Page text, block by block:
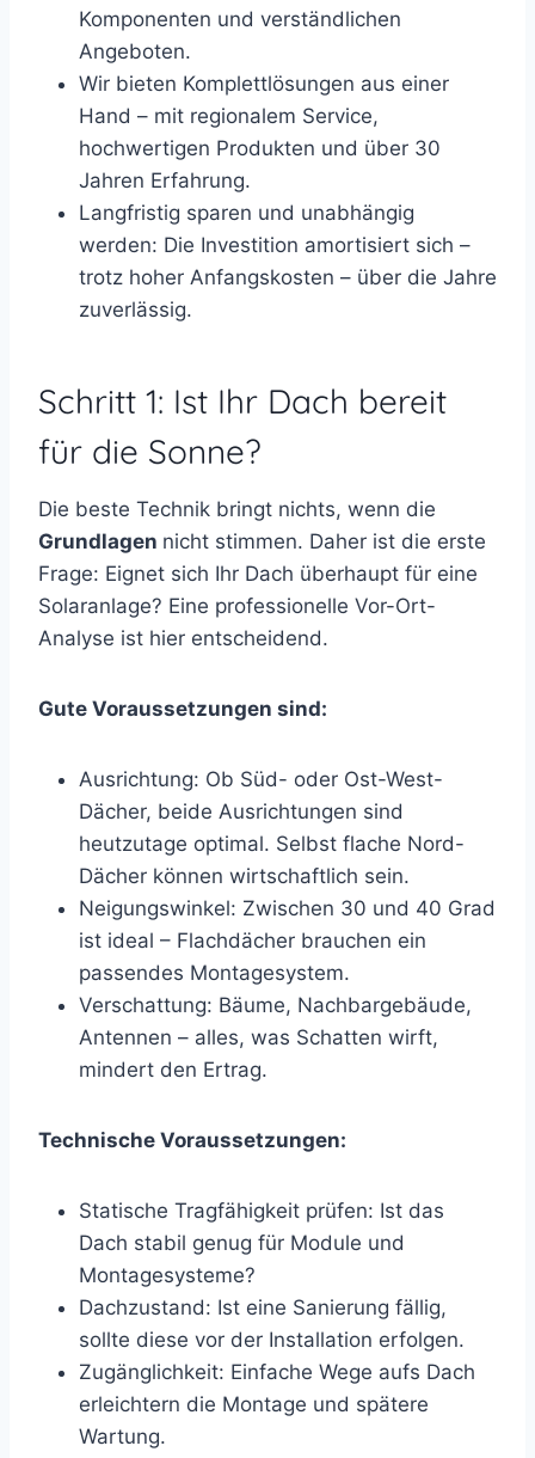
Komponenten und verständlichen
Angeboten.
Wir bieten Komplettlösungen aus einer
Hand – mit regionalem Service,
hochwertigen Produkten und über 30
Jahren Erfahrung.
Langfristig sparen und unabhängig
werden: Die Investition amortisiert sich –
trotz hoher Anfangskosten – über die Jahre
zuverlässig.
Schritt 1: Ist Ihr Dach bereit
für die Sonne?
Die beste Technik bringt nichts, wenn die
Grundlagen nicht stimmen. Daher ist die erste
Frage: Eignet sich Ihr Dach überhaupt für eine
Solaranlage? Eine professionelle Vor-Ort-
Analyse ist hier entscheidend.
Gute Voraussetzungen sind:
Ausrichtung: Ob Süd- oder Ost-West-
Dächer, beide Ausrichtungen sind
heutzutage optimal. Selbst flache Nord-
Dächer können wirtschaftlich sein.
Neigungswinkel: Zwischen 30 und 40 Grad
ist ideal – Flachdächer brauchen ein
passendes Montagesystem.
Verschattung: Bäume, Nachbargebäude,
Antennen – alles, was Schatten wirft,
mindert den Ertrag.
Technische Voraussetzungen:
Statische Tragfähigkeit prüfen: Ist das
Dach stabil genug für Module und
Montagesysteme?
Dachzustand: Ist eine Sanierung fällig,
sollte diese vor der Installation erfolgen.
Zugänglichkeit: Einfache Wege aufs Dach
erleichtern die Montage und spätere
Wartung.